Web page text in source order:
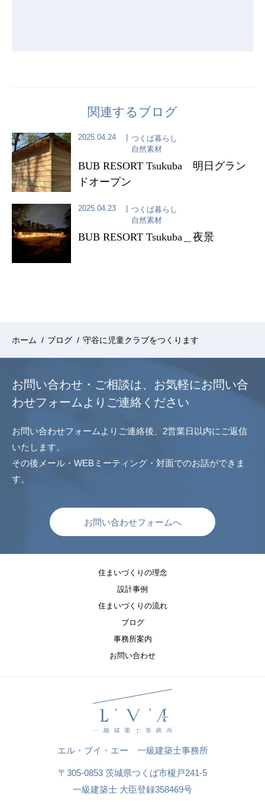
関連するブログ
2025.04.24
つくば暮らし
自然素材
BUB RESORT Tsukuba 明日グラン
ドオープン
2025.04.23
つくば暮らし
自然素材
BUB RESORT Tsukuba＿夜景
ホーム / ブログ / 守谷に児童クラブをつくります
お問い合わせ・ご相談は、 お気軽にお問い合
わせフォームよりご連絡ください
お問い合わせフォームよりご連絡後、2営業日以内にご返信
いたします。
その後メール・WEBミーティング・対面でのお話ができま
す。
お問い合わせフォームへ
住まいづくりの理念
設計事例
住まいづくりの流れ
ブログ
事務所案内
お問い合わせ
エル・ブイ・エー 一級建築士事務所
〒305-0853 茨城県つくば市榎戸241-5
一級建築士 大臣登録358469号